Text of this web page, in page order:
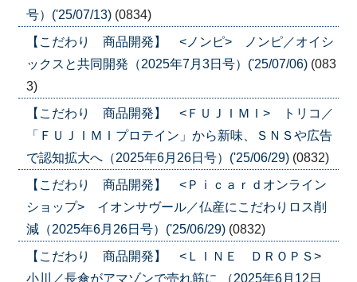
号）('25/07/13) (0834)
【こだわり 商品開発】 <ノンピ> ノンピ／オイシ
ックスと共同開発（2025年7月3日号）('25/07/06) (083
3)
【こだわり 商品開発】 <ＦＵＪＩＭＩ> トリコ／
「ＦＵＪＩＭＩプロテイン」から新味、ＳＮＳや広告
で認知拡大へ（2025年6月26日号）('25/06/29) (0832)
【こだわり 商品開発】 <Ｐｉｃａｒｄオンライン
ショップ> イオンサヴール／仏産にこだわりロス削
減（2025年6月26日号）('25/06/29) (0832)
【こだわり 商品開発】 <ＬＩＮＥ ＤＲＯＰＳ>
小川／長傘がアマゾンで売れ筋に （2025年6月12日